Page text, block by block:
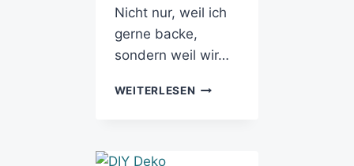
Nicht nur, weil ich
gerne backe,
sondern weil wir…
WEITERLESEN